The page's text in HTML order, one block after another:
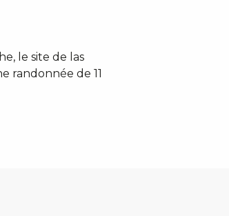
le site de las
randonnée de 11